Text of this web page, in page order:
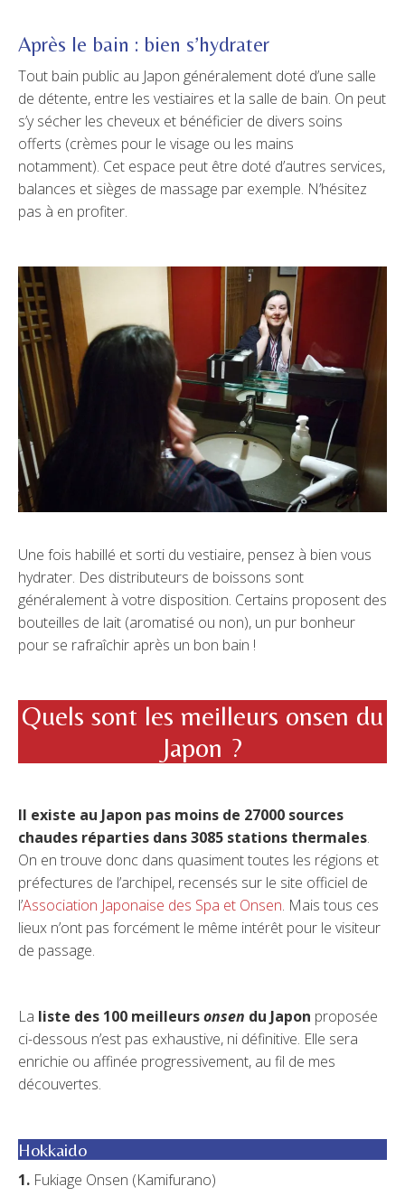
Après le bain : bien s’hydrater
Tout bain public au Japon généralement doté d’une salle
de détente, entre les vestiaires et la salle de bain. On peut
s’y sécher les cheveux et bénéficier de divers soins
offerts (crèmes pour le visage ou les mains
notamment). Cet espace peut être doté d’autres services,
balances et sièges de massage par exemple. N’hésitez
pas à en profiter.
Une fois habillé et sorti du vestiaire, pensez à bien vous
hydrater. Des distributeurs de boissons sont
généralement à votre disposition. Certains proposent des
bouteilles de lait (aromatisé ou non), un pur bonheur
pour se rafraîchir après un bon bain !
Quels sont les meilleurs onsen du
Japon ?
Il existe au Japon pas moins de 27000 sources
chaudes réparties dans 3085 stations thermales.
On en trouve donc dans quasiment toutes les régions et
préfectures de l’archipel, recensés sur le site officiel de
l’Association Japonaise des Spa et Onsen. Mais tous ces
lieux n’ont pas forcément le même intérêt pour le visiteur
de passage.
La liste des 100 meilleursonsen du Japon proposée
ci-dessous n’est pas exhaustive, ni définitive. Elle sera
enrichie ou affinée progressivement, au fil de mes
découvertes.
Hokkaido
1. Fukiage Onsen (Kamifurano)